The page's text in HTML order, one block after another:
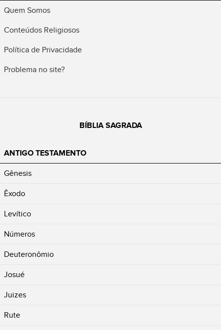
Quem Somos
Conteúdos Religiosos
Política de Privacidade
Problema no site?
BÍBLIA SAGRADA
ANTIGO TESTAMENTO
Gênesis
Êxodo
Levítico
Números
Deuteronômio
Josué
Juizes
Rute